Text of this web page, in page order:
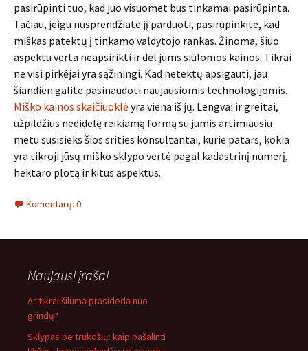
pasirūpinti tuo, kad juo visuomet bus tinkamai pasirūpinta.
Tačiau, jeigu nusprendžiate jį parduoti, pasirūpinkite, kad
miškas patektų į tinkamo valdytojo rankas. Žinoma, šiuo
aspektu verta neapsirikti ir dėl jums siūlomos kainos. Tikrai
ne visi pirkėjai yra sąžiningi. Kad netektų apsigauti, jau
šiandien galite pasinaudoti naujausiomis technologijomis.
Miško kainos skaičiuoklėyra viena iš jų. Lengvai ir greitai,
užpildžius nedidelę reikiamą formą su jumis artimiausiu
metu susisieks šios srities konsultantai, kurie patars, kokia
yra tikroji jūsų miško sklypo vertė pagal kadastrinį numerį,
hektaro plotą ir kitus aspektus.
Komentarų: 0
Naujausi įrašai
Ar tikrai šiluma prasideda nuo
grindų?
Sklypas be trukdžių: kaip pašalinti